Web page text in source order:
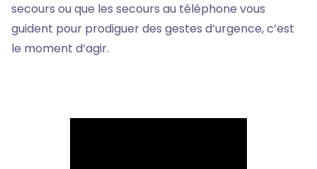
secours ou que les secours au téléphone vous
guident pour prodiguer des gestes d’urgence, c’est
le moment d’agir.